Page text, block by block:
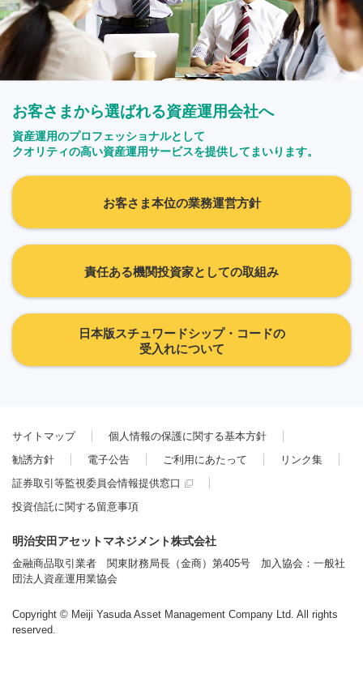
お客さまから選ばれる資産運用会社へ
資産運用のプロフェッショナルとして
クオリティの高い資産運用サービスを提供してまいります。
お客さま本位の業務運営方針
責任ある機関投資家としての取組み
日本版スチュワードシップ・コードの
受入れについて
サイトマップ
個人情報の保護に関する基本方針
勧誘方針
電子公告 ご利用にあたって
リンク集
証券取引等監視委員会情報提供窓口
投資信託に関する留意事項
明治安田アセットマネジメント株式会社
金融商品取引業者 関東財務局長（金商）第405号 加入協会：一般社
団法人資産運用業協会
Copyright © Meiji Yasuda Asset Management Company Ltd. All rights
reserved.